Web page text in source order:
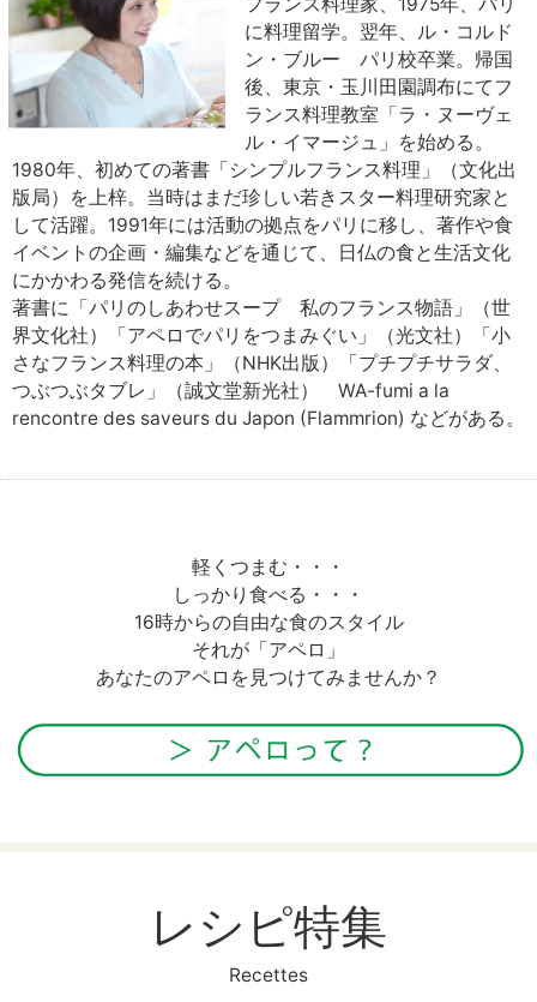
に料理留学。翌年、ル・コルド
ン・ブルー パリ校卒業。帰国
後、東京・玉川田園調布にてフ
ランス料理教室「ラ・ヌーヴェ
ル・イマージュ」を始める。
1980年、初めての著書「シンプルフランス料理」（文化出
版局）を上梓。当時はまだ珍しい若きスター料理研究家と
して活躍。1991年には活動の拠点をパリに移し、著作や食
イベントの企画・編集などを通じて、日仏の食と生活文化
にかかわる発信を続ける。
著書に「パリのしあわせスープ 私のフランス物語」（世
界文化社）「アペロでパリをつまみぐい」（光文社）「小
さなフランス料理の本」（NHK出版）「プチプチサラダ、
つぶつぶタブレ」（誠文堂新光社） WA-fumi a la
rencontre des saveurs du Japon (Flammrion) などがある。
軽くつまむ・・・
しっかり食べる・・・
16時からの自由な食のスタイル
それが「アペロ」
あなたのアペロを見つけてみませんか？
レシピ特集
Recettes